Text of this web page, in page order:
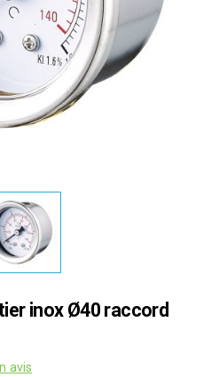
inox Ø40 raccord
avis